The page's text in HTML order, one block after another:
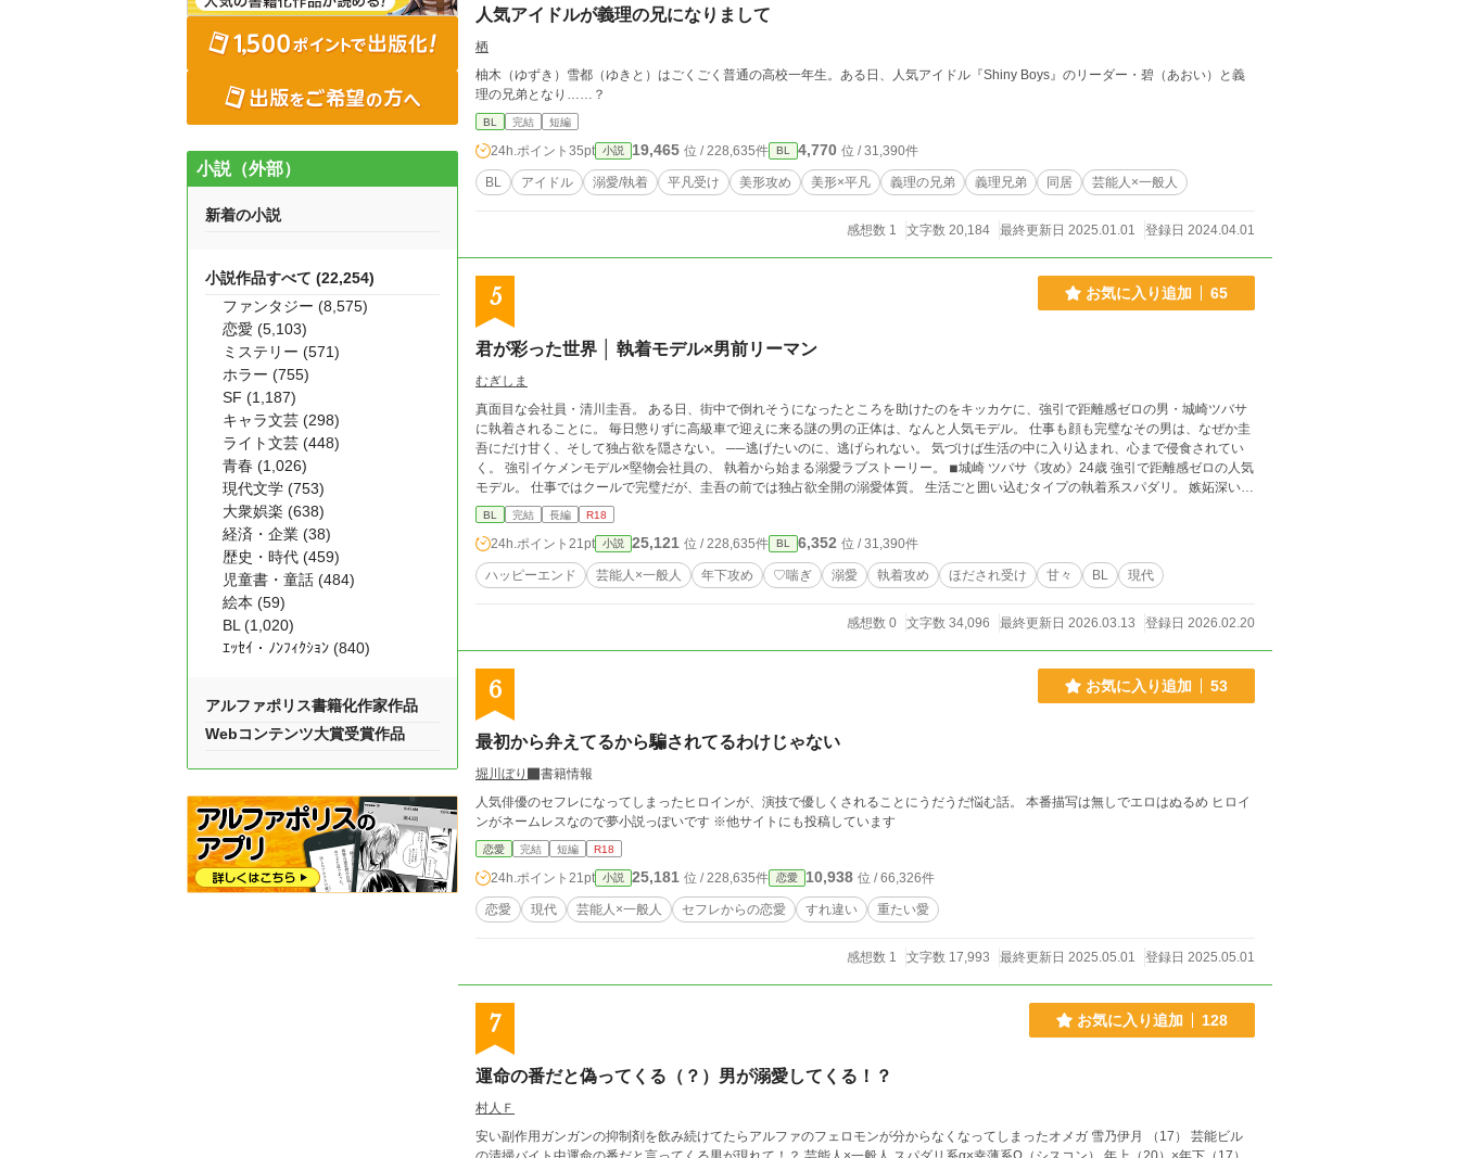
人気アイドルが義理の兄になりまして
栖
柚木（ゆずき）雪都（ゆきと）はごくごく普通の高校一年生。ある日、人気アイドル『Shiny Boys』のリーダー・碧（あおい）と義
理の兄弟となり……？
BL 完結 短編
24h.ポイント 35pt 小説 19,465 位 / 228,635件 BL 4,770 位 / 31,390件
BL アイドル 溺愛/執着 平凡受け 美形攻め 美形×平凡 義理の兄弟 義理兄弟 同居 芸能人×一般人
感想数 1 文字数 20,184 最終更新日 2025.01.01 登録日 2024.04.01
5 お気に入り追加 65
君が彩った世界 │ 執着モデル×男前リーマン
むぎしま
真面目な会社員・清川圭吾。 ある日、街中で倒れそうになったところを助けたのをキッカケに、強引で距離感ゼロの男・城崎ツバサ
に執着されることに。 毎日懲りずに高級車で迎えに来る謎の男の正体は、なんと人気モデル。 仕事も顔も完璧なその男は、なぜか圭
吾にだけ甘く、そして独占欲を隠さない。 ──逃げたいのに、逃げられない。 気づけば生活の中に入り込まれ、心まで侵食されてい
く。 強引イケメンモデル×堅物会社員の、 執着から始まる溺愛ラブストーリー。 ◾︎城崎 ツバサ《攻め》24歳 強引で距離感ゼロの人気
モデル。 仕事ではクールで完璧だが、圭吾の前では独占欲全開の溺愛体質。 生活ごと囲い込むタイプの執着系スパダリ。 嫉妬深い
が、愛情表現はストレート。 ◾︎清川 圭吾《受け》27歳 真面目一筋の会社員。 恋愛には縁がないと思っていたが、城崎の執着に絆さ
れ、次第に心も身体も許していく。 平凡を自称するが、ガタイもそれなりに良く、顔も男前。 実はアイドルの弟が居る。 ※全11話
予定
BL 完結 長編 R18
24h.ポイント 21pt 小説 25,121 位 / 228,635件 BL 6,352 位 / 31,390件
ハッピーエンド 芸能人×一般人 年下攻め ♡喘ぎ 溺愛 執着攻め ほだされ受け 甘々 BL 現代
感想数 0 文字数 34,096 最終更新日 2026.03.13 登録日 2026.02.20
6 お気に入り追加 53
最初から弁えてるから騙されてるわけじゃない
堀川ぼり
書籍情報
人気俳優のセフレになってしまったヒロインが、演技で優しくされることにうだうだ悩む話。 本番描写は無しでエロはぬるめ ヒロイ
ンがネームレスなので夢小説っぽいです ※他サイトにも投稿しています
恋愛 完結 短編 R18
24h.ポイント 21pt 小説 25,181 位 / 228,635件 恋愛 10,938 位 / 66,326件
恋愛 現代 芸能人×一般人 セフレからの恋愛 すれ違い 重たい愛
感想数 1 文字数 17,993 最終更新日 2025.05.01 登録日 2025.05.01
7 お気に入り追加 128
運命の番だと偽ってくる（？）男が溺愛してくる！？
村人Ｆ
安い副作用ガンガンの抑制剤を飲み続けてたらアルファのフェロモンが分からなくなってしまったオメガ 雪乃伊月 （17） 芸能ビル
小説（外部）
新着の小説
小説作品すべて (22,254)
ファンタジー (8,575)
恋愛 (5,103)
ミステリー (571)
ホラー (755)
SF (1,187)
キャラ文芸 (298)
ライト文芸 (448)
青春 (1,026)
現代文学 (753)
大衆娯楽 (638)
経済・企業 (38)
歴史・時代 (459)
児童書・童話 (484)
絵本 (59)
BL (1,020)
ｴｯｾｲ・ﾉﾝﾌｨｸｼｮﾝ (840)
アルファポリス書籍化作家作品
Webコンテンツ大賞受賞作品